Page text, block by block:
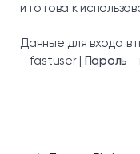
и готова к
Данные для входа в
- fastuser | Пароль -